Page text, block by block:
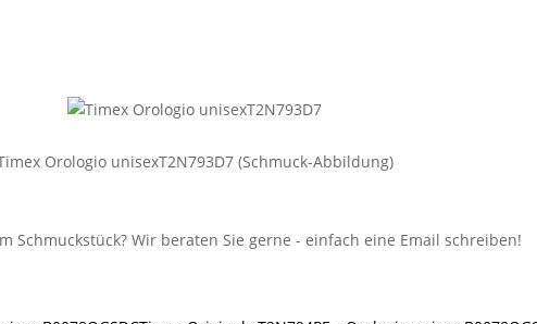
Orologio unisexT2N793D7 (Schmuck-Abbildung)